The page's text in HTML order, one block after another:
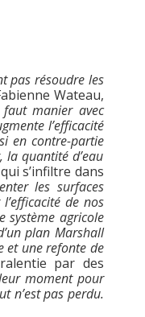
pas résoudre les
Wateau,
manier avec
l’efficacité
en contre-partie
quantité d’eau
s’infiltre dans
les surfaces
de nos
système agricole
plan Marshall
et une refonte de
par des
moment pour
n’est pas perdu.